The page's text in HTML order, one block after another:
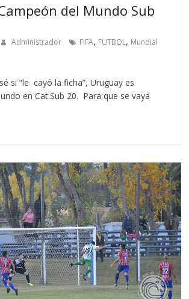
del Mundo Sub
Administrador FIFA, FUTBOL, Mundial
si “le cayó la ficha”, Uruguay es
en Cat.Sub 20. Para que se vaya